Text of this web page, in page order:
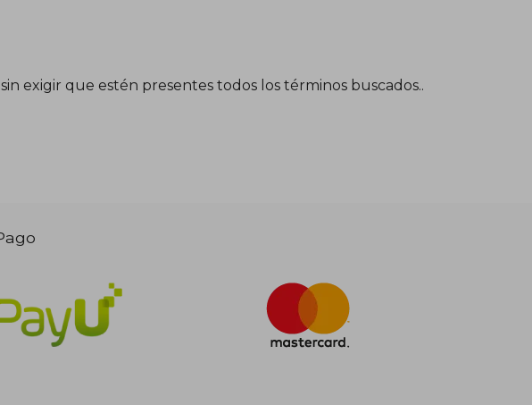
sin exigir que estén presentes todos los términos buscados..